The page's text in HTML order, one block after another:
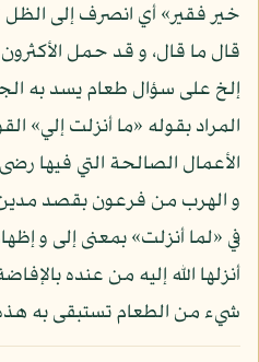
خير فقير» أي انصرف إلى
قال ما قال، و قد حمل
إلخ على سؤال طعام يسد به
المراد بقوله «ما أنزلت إلي»
الأعمال الصالحة التي فيها
و الهرب من فرعون بقصد
في «لما أنزلت» بمعنى إلى و
أنزلها الله إليه من عنده
شيء من الطعام تستبقى به هذه